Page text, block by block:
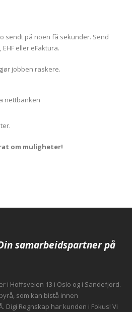
sendt på noen få sekunder. Send
eller eFaktura.
jobben raskere.
nettbanken
om muligheter!
samarbeidspartner på
i Hoffsveien 13 i Oslo og i Sandefjord.
som kan bistå innen
Digi Regnskap har kunden i Fokus! Vi